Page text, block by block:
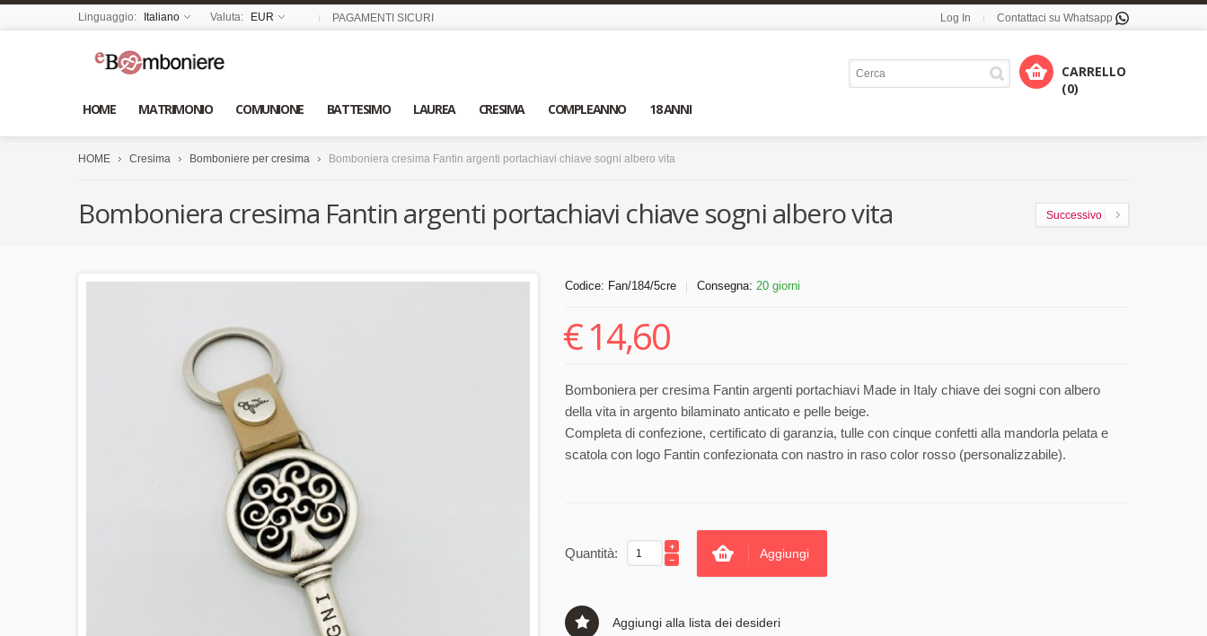
Linguaggio: Italiano Valuta: EUR PAGAMENTI SICURI Log In Contattaci su Whatsapp
HOME MATRIMONIO COMUNIONE BATTESIMO LAUREA CRESIMA COMPLEANNO 18 ANNI
CARRELLO
(0)
HOME Cresima Bomboniere per cresima Bomboniera cresima Fantin argenti portachiavi chiave sogni albero vita
Successivo
Bomboniera cresima Fantin argenti portachiavi chiave sogni albero vita
Codice: Fan/184/5cre Consegna: 20 giorni
€14,60
Bomboniera per cresima Fantin argenti portachiavi Made in Italy chiave dei sogni con albero
della vita in argento bilaminato anticato e pelle beige.
Completa di confezione, certificato di garanzia, tulle con cinque confetti alla mandorla pelata e
scatola con logo Fantin confezionata con nastro in raso color rosso (personalizzabile).
Quantità: Aggiungi
Aggiungi alla lista dei desideri